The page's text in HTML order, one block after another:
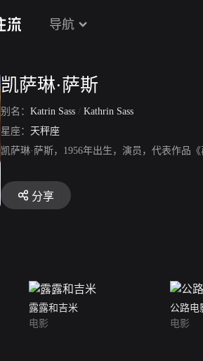
导航
凯萨琳·萨斯
别名： Katrin Sass / Kathrin Sass
星座： 天秤座
凯萨琳·萨斯，1956年出生，演员，代表作品
分享
露露和吉米
电影
公路电
电影